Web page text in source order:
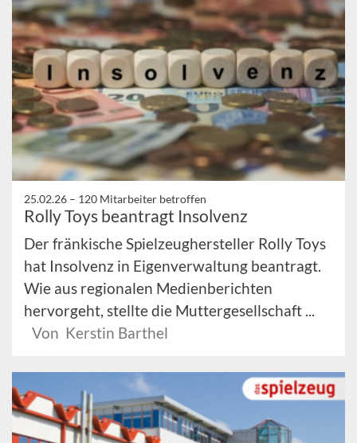
25.02.26 – 120 Mitarbeiter betroffen
Rolly Toys beantragt Insolvenz
Der fränkische Spielzeughersteller Rolly Toys
hat Insolvenz in Eigenverwaltung beantragt.
Wie aus regionalen Medienberichten
hervorgeht, stellte die Muttergesellschaft ...
Von Kerstin Barthel